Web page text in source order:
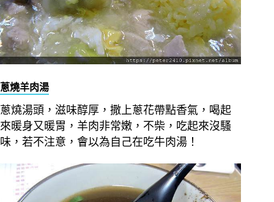
蔥燒羊肉湯
蔥燒湯頭，滋味醇厚，撒上蔥花帶點香氣，喝起
來暖身又暖胃，羊肉非常嫩，不柴，吃起來沒騷
味，若不注意，會以為自己在吃牛肉湯！